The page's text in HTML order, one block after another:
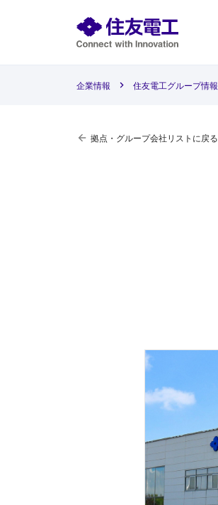
企業情報 住友電工グループ情報
拠点・グループ会社リストに戻る